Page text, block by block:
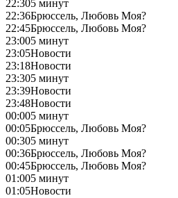
22:305 минут
22:36Брюссель, Любовь Моя?
22:45Брюссель, Любовь Моя?
23:005 минут
23:05Новости
23:18Новости
23:305 минут
23:39Новости
23:48Новости
00:005 минут
00:05Брюссель, Любовь Моя?
00:305 минут
00:36Брюссель, Любовь Моя?
00:45Брюссель, Любовь Моя?
01:005 минут
01:05Новости